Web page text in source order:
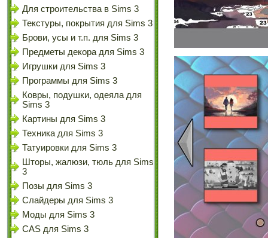
Для строительства в Sims 3
Текстуры, покрытия для Sims 3
Брови, усы и т.п. для Sims 3
Предметы декора для Sims 3
Игрушки для Sims 3
Программы для Sims 3
Ковры, подушки, одеяла для
Sims 3
Картины для Sims 3
Техника для Sims 3
Татуировки для Sims 3
Шторы, жалюзи, тюль для Sims
3
Позы для Sims 3
Слайдеры для Sims 3
Моды для Sims 3
CAS для Sims 3